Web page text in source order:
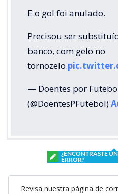
E o gol foi anulado.
Precisou ser
banco, com gelo no
tornozelo.
— Doentes por
(@DoentesPFutebol)
¿ENCONTRASTE UN
ERROR?
Revisa nuestra página de